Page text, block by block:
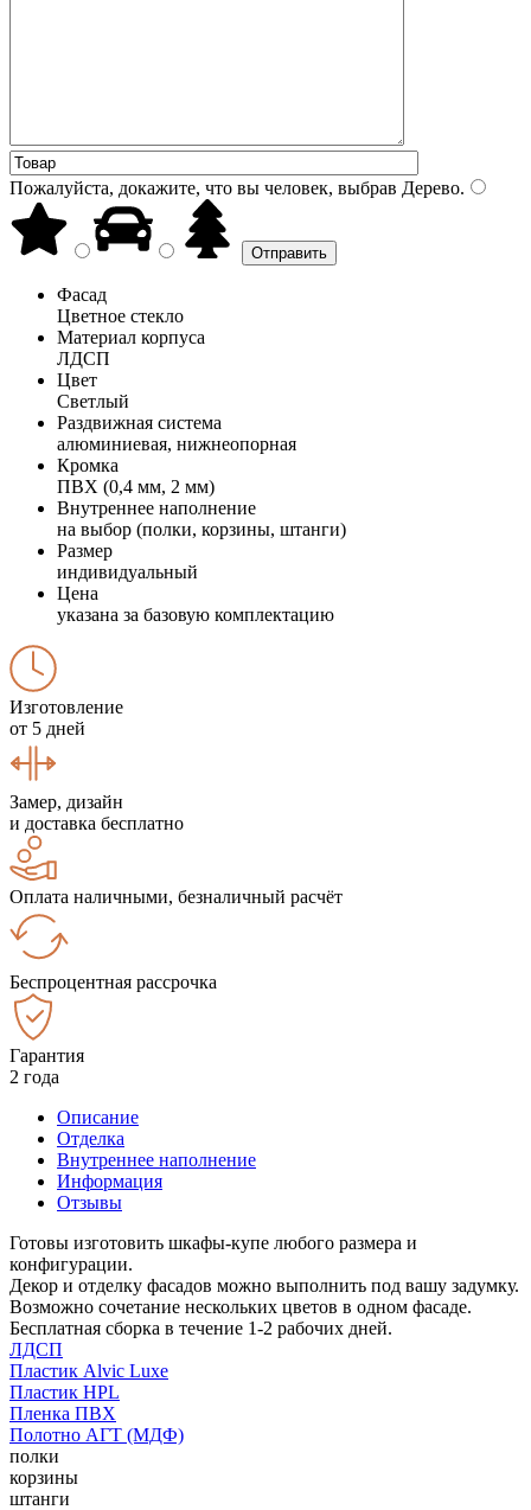
Пожалуйста, докажите, что вы человек, выбрав Дерево.
Фасад
Цветное стекло
Материал корпуса
ЛДСП
Цвет
Светлый
Раздвижная система
алюминиевая, нижнеопорная
Кромка
ПВХ (0,4 мм, 2 мм)
Внутреннее наполнение
на выбор (полки, корзины, штанги)
Размер
индивидуальный
Цена
указана за базовую комплектацию
Изготовление
от 5 дней
Замер, дизайн
и доставка бесплатно
Оплата наличными, безналичный расчёт
Беспроцентная рассрочка
Гарантия
2 года
Описание
Отделка
Внутреннее наполнение
Информация
Отзывы
Готовы изготовить шкафы-купе любого размера и
конфигурации.
Декор и отделку фасадов можно выполнить под вашу задумку.
Возможно сочетание нескольких цветов в одном фасаде.
Бесплатная сборка в течение 1-2 рабочих дней.
ЛДСП
Пластик Alvic Luxe
Пластик HPL
Пленка ПВХ
Полотно АГТ (МДФ)
полки
корзины
штанги